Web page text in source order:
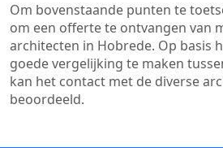
Om bovenstaande punten te
om een offerte te ontvangen van
architecten in Hobrede. Op basis
goede vergelijking te maken
kan het contact met de diverse
beoordeeld.